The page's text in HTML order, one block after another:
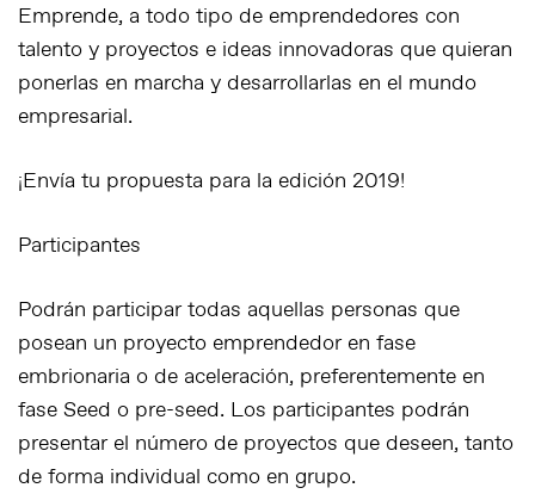
Emprende, a todo tipo de emprendedores con
talento y proyectos e ideas innovadoras que quieran
ponerlas en marcha y desarrollarlas en el mundo
empresarial.
¡Envía tu propuesta para la edición 2019!
Participantes
Podrán participar todas aquellas personas que
posean un proyecto emprendedor en fase
embrionaria o de aceleración, preferentemente en
fase Seed o pre-seed. Los participantes podrán
presentar el número de proyectos que deseen, tanto
de forma individual como en grupo.